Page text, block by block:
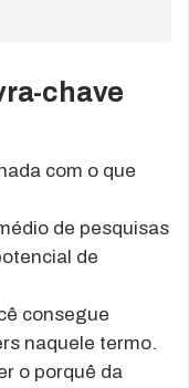
chave
com o que
de pesquisas
de
consegue
naquele termo.
o porquê da